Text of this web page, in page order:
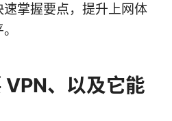
掌握要点，提升上网体
VPN、以及它能